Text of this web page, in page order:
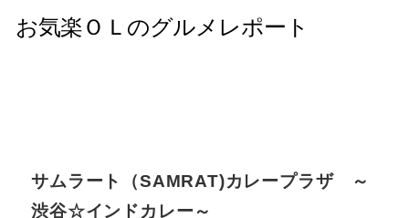
サムラート（SAMRAT)カレープラザ ～
渋谷☆インドカレー～